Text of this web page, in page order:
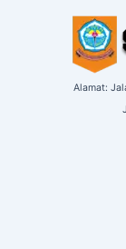
Alamat: